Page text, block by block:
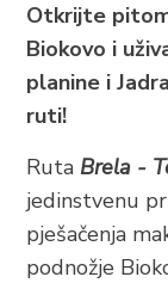
BRELA
+385 21
+385 21
Otkrijte
Biokovo i
planine i
ruti!
Ruta Brela -
jedinstvenu
pješačenja
podnožje